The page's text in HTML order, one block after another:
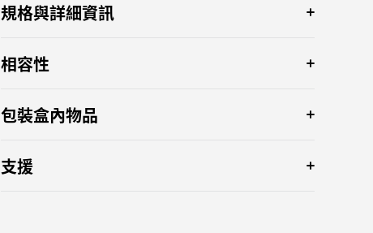
規格與詳細資訊
相容性
包裝盒內物品
支援